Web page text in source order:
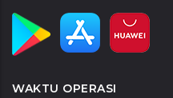
WAKTU OPERASI